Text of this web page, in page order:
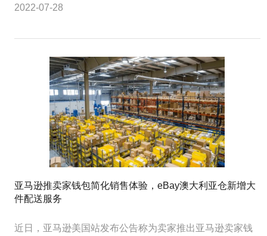
2022-07-28
亚马逊推卖家钱包简化销售体验，eBay澳大利亚仓新增大
件配送服务
近日，亚马逊美国站发布公告称为卖家推出亚马逊卖家钱